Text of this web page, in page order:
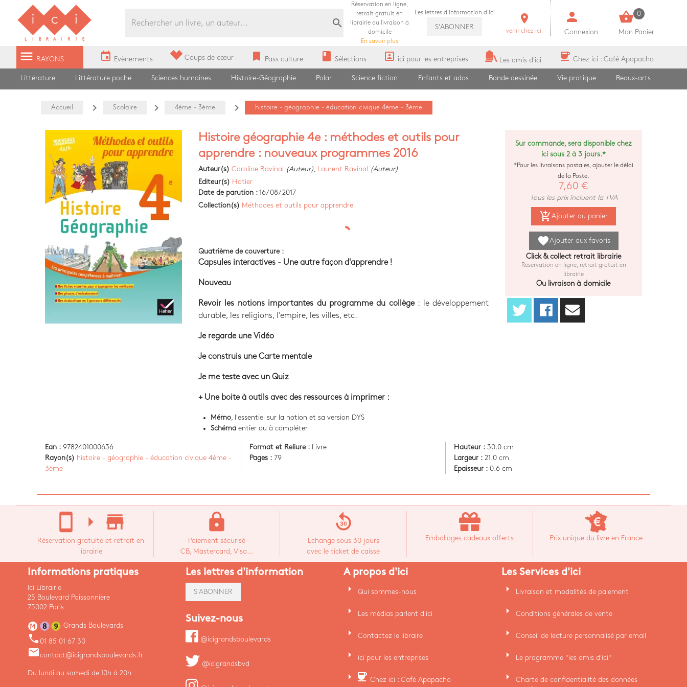
Librairie Ici Grands Boulevards
search
Réservation en ligne,
retrait gratuit en
librairie ou livraison à
domicile
En savoir plus
Les lettres d'information d'ici
S'ABONNER
room
venir chez ici
person
Connexion
shopping_basket 0
Mon Panier
menu RAYONS event Evènements Coups de cœur bookmark Pass culture book Sélections portrait ici pour les entreprises Les amis d'ici coffee Chez ici : Café Apapacho
Littérature Littérature poche Sciences humaines Histoire-Géographie Polar Science fiction Enfants et ados Bande dessinée Vie pratique Beaux-arts
Accueil navigate_next Scolaire navigate_next 4ème - 3ème navigate_next histoire - géographie - éducation civique 4ème - 3ème
Histoire géographie 4e : méthodes et outils pour
apprendre : nouveaux programmes 2016
Auteur(s) Caroline Ravinal (Auteur) Laurent Ravinal
(Auteur)
Editeur(s) Hatier
Date de parution : 16/08/2017
Collection(s) Méthodes et outils pour apprendre
Quatrième de couverture :
Capsules interactives - Une autre façon d'apprendre !
Nouveau
Revoir les notions importantes du programme du collège: le développement
durable, les religions, l'empire, les villes, etc.
Je regarde une Vidéo
Je construis une Carte mentale
Je me teste avec un Quiz
+ Une boite à outils avec des ressources à imprimer :
Mémo , l'essentiel sur la notion et sa version DYS
Schéma entier ou à compléter
Sur commande, sera disponible chez
ici sous 2 à 3 jours.*
*Pour les livraisons postales, ajouter le délai
de la Poste.
7,60 €
Tous les prix incluent la TVA
add_shopping_cart Ajouter au panier
favoriteAjouter aux favoris
Click & collect retrait librairie
Réservation en ligne, retrait gratuit en
librairie
Ou livraison à domicile
Ean : 9782401000636
Rayon(s) histoire - géographie - éducation civique 4ème -
3ème
Format et Reliure :
Livre
Pages : 79
Hauteur : 30.0 cm
Largeur : 21.0 cm
Epaisseur : 0.6 cm
stay_current_portrait arrow_right store_mall_directory
Réservation gratuite et retrait en
librairie
lock
Paiement sécurisé
CB, Mastercard, Visa...
replay_30
Echange sous 30 jours
avec le ticket de caisse
Emballages cadeaux offerts Prix unique du livre en France
Informations pratiques
Ici Librairie
25 Boulevard Poissonnière
75002 Paris
Grands Boulevards
phone 01 85 01 67 30
emailcontact@icigrandsboulevards.fr
Du lundi au samedi de 10h à 20h
Les lettres d'information
S'ABONNER
Suivez-nous
@icigrandsboulevards
@icigrandsbvd
A propos d'ici
arrow_right Qui sommes-nous
arrow_right Les médias parlent d'ici
arrow_right Contactez le libraire
arrow_right ici pour les entreprises
arrow_right coffee Chez ici : Café Apapacho
Les Services d'ici
arrow_right Livraison et modalités de paiement
arrow_right Conditions générales de vente
arrow_right Conseil de lecture personnalisé par email
arrow_right Le programme "les amis d'ici"
arrow_right
Charte de confidentialité des données